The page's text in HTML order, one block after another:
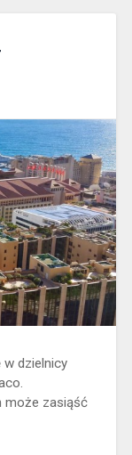
dzielnicy
może zasiąść